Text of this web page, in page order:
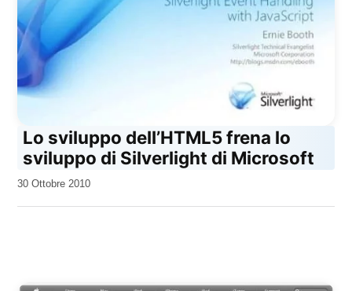
Lo sviluppo dell’HTML5 frena lo
sviluppo di Silverlight di Microsoft
da
30 Ottobre 2010